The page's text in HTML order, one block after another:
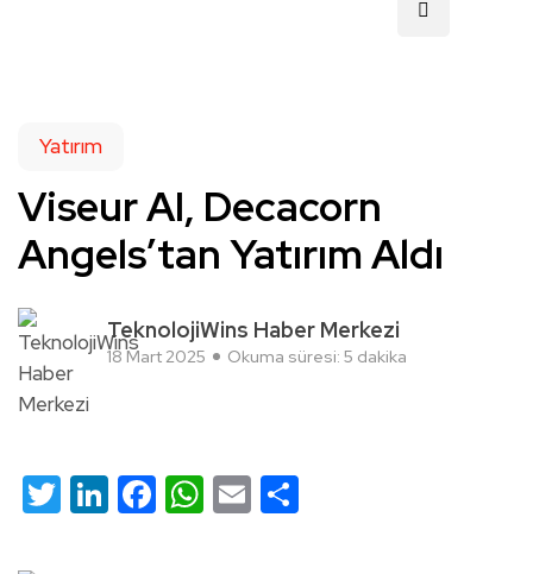
Yatırım
Viseur AI, Decacorn
Angels’tan Yatırım Aldı
TeknolojiWins Haber Merkezi
18 Mart 2025 Okuma süresi: 5 dakika
Twitter
LinkedIn
Facebook
WhatsApp
Email